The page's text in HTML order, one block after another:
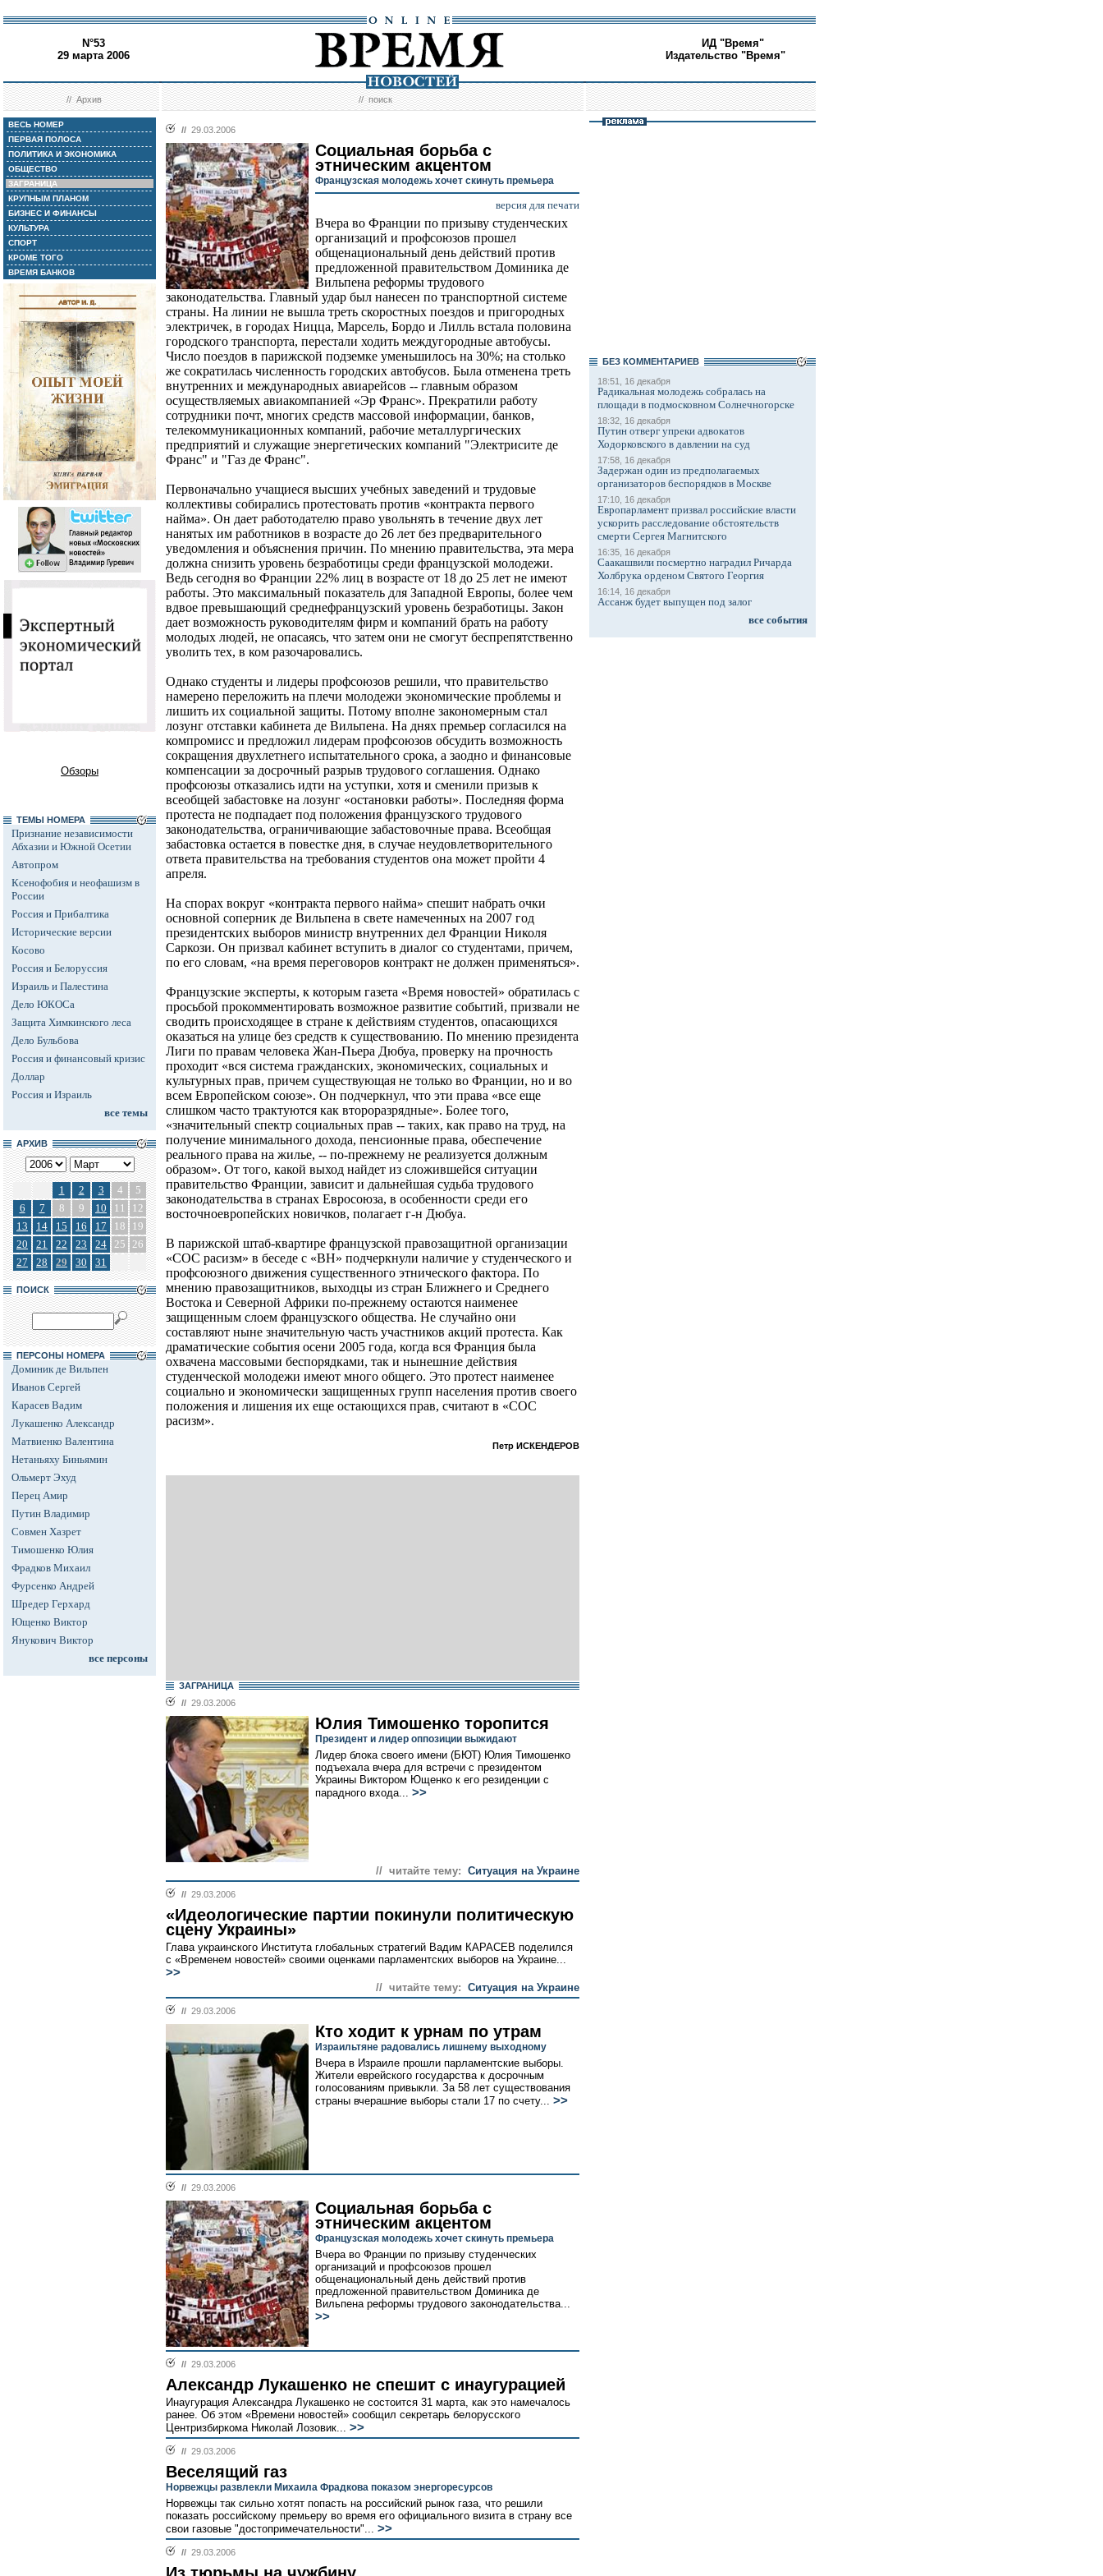
N°53
29 марта 2006
ИД "Время"
Издательство "Время"
//Архив //поиск
ВЕСЬ НОМЕР
ПЕРВАЯ ПОЛОСА
ПОЛИТИКА И ЭКОНОМИКА
ОБЩЕСТВО
ЗАГРАНИЦА
КРУПНЫМ ПЛАНОМ
БИЗНЕС И ФИНАНСЫ
КУЛЬТУРА
СПОРТ
КРОМЕ ТОГО
ВРЕМЯ БАНКОВ
Обзоры
ТЕМЫ НОМЕРА
Признание независимости
Абхазии и Южной Осетии
Автопром
Ксенофобия и неофашизм в
России
Россия и Прибалтика
Исторические версии
Косово
Россия и Белоруссия
Израиль и Палестина
Дело ЮКОСа
Защита Химкинского леса
Дело Бульбова
Россия и финансовый кризис
Доллар
Россия и Израиль
все темы
АРХИВ
1 2 3 4
5
6
7 8 9 10 11
12
13
14 15 16 17 18
19
20
21 22 23 24 25 26
27
28 29 30 31
ПОИСК
ПЕРСОНЫ НОМЕРА
Доминик де Вильпен
Иванов Сергей
Карасев Вадим
Лукашенко Александр
Матвиенко Валентина
Нетаньяху Биньямин
Ольмерт Эхуд
Перец Амир
Путин Владимир
Совмен Хазрет
Тимошенко Юлия
Фрадков Михаил
Фурсенко Андрей
Шредер Герхард
Ющенко Виктор
Янукович Виктор
все персоны
// 29.03.2006
Социальная борьба с
этническим акцентом
Французская молодежь хочет скинуть премьера
версия для печати
Вчера во Франции по призыву студенческих
организаций и профсоюзов прошел
общенациональный день действий против
предложенной правительством Доминика де
Вильпена реформы трудового
законодательства. Главный удар был нанесен по транспортной системе
страны. На линии не вышла треть скоростных поездов и пригородных
электричек, в городах Ницца, Марсель, Бордо и Лилль встала половина
городского транспорта, перестали ходить междугородные автобусы.
Число поездов в парижской подземке уменьшилось на 30%; на столько
же сократилась численность городских автобусов. Была отменена треть
внутренних и международных авиарейсов -- главным образом
осуществляемых авиакомпанией «Эр Франс». Прекратили работу
сотрудники почт, многих средств массовой информации, банков,
телекоммуникационных компаний, рабочие металлургических
предприятий и служащие энергетических компаний "Электрисите де
Франс" и "Газ де Франс".
Первоначально учащиеся высших учебных заведений и трудовые
коллективы собирались протестовать против «контракта первого
найма». Он дает работодателю право увольнять в течение двух лет
нанятых им работников в возрасте до 26 лет без предварительного
уведомления и объяснения причин. По мнению правительства, эта мера
должна снизить уровень безработицы среди французской молодежи.
Ведь сегодня во Франции 22% лиц в возрасте от 18 до 25 лет не имеют
работы. Это максимальный показатель для Западной Европы, более чем
вдвое превышающий среднефранцузский уровень безработицы. Закон
дает возможность руководителям фирм и компаний брать на работу
молодых людей, не опасаясь, что затем они не смогут беспрепятственно
уволить тех, в ком разочаровались.
Однако студенты и лидеры профсоюзов решили, что правительство
намерено переложить на плечи молодежи экономические проблемы и
лишить их социальной защиты. Потому вполне закономерным стал
лозунг отставки кабинета де Вильпена. На днях премьер согласился на
компромисс и предложил лидерам профсоюзов обсудить возможность
сокращения двухлетнего испытательного срока, а заодно и финансовые
компенсации за досрочный разрыв трудового соглашения. Однако
профсоюзы отказались идти на уступки, хотя и сменили призыв к
всеобщей забастовке на лозунг «остановки работы». Последняя форма
протеста не подпадает под положения французского трудового
законодательства, ограничивающие забастовочные права. Всеобщая
забастовка остается в повестке дня, в случае неудовлетворительного
ответа правительства на требования студентов она может пройти 4
апреля.
На спорах вокруг «контракта первого найма» спешит набрать очки
основной соперник де Вильпена в свете намеченных на 2007 год
президентских выборов министр внутренних дел Франции Николя
Саркози. Он призвал кабинет вступить в диалог со студентами, причем,
по его словам, «на время переговоров контракт не должен применяться».
Французские эксперты, к которым газета «Время новостей» обратилась с
просьбой прокомментировать возможное развитие событий, призвали не
сводить происходящее в стране к действиям студентов, опасающихся
оказаться на улице без средств к существованию. По мнению президента
Лиги по правам человека Жан-Пьера Дюбуа, проверку на прочность
проходит «вся система гражданских, экономических, социальных и
культурных прав, причем существующая не только во Франции, но и во
всем Европейском союзе». Он подчеркнул, что эти права «все еще
слишком часто трактуются как второразрядные». Более того,
«значительный спектр социальных прав -- таких, как право на труд, на
получение минимального дохода, пенсионные права, обеспечение
реального права на жилье, -- по-прежнему не реализуется должным
образом». От того, какой выход найдет из сложившейся ситуации
правительство Франции, зависит и дальнейшая судьба трудового
законодательства в странах Евросоюза, в особенности среди его
восточноевропейских новичков, полагает г-н Дюбуа.
В парижской штаб-квартире французской правозащитной организации
«СОС расизм» в беседе с «ВН» подчеркнули наличие у студенческого и
профсоюзного движения существенного этнического фактора. По
мнению правозащитников, выходцы из стран Ближнего и Среднего
Востока и Северной Африки по-прежнему остаются наименее
защищенным слоем французского общества. Не случайно они
составляют ныне значительную часть участников акций протеста. Как
драматические события осени 2005 года, когда вся Франция была
охвачена массовыми беспорядками, так и нынешние действия
студенческой молодежи имеют много общего. Это протест наименее
социально и экономически защищенных групп населения против своего
положения и лишения их еще остающихся прав, считают в «СОС
расизм».
Петр ИСКЕНДЕРОВ
ЗАГРАНИЦА
// 29.03.2006
Юлия Тимошенко торопится
Президент и лидер оппозиции выжидают
Лидер блока своего имени (БЮТ) Юлия Тимошенко
подъехала вчера для встречи с президентом
Украины Виктором Ющенко к его резиденции с
парадного входа... >>
// читайте тему: Ситуация на Украине
// 29.03.2006
«Идеологические партии покинули политическую
сцену Украины»
Глава украинского Института глобальных стратегий Вадим КАРАСЕВ поделился
с «Временем новостей» своими оценками парламентских выборов на Украине...
>>
// читайте тему: Ситуация на Украине
// 29.03.2006
Кто ходит к урнам по утрам
Израильтяне радовались лишнему выходному
Вчера в Израиле прошли парламентские выборы.
Жители еврейского государства к досрочным
голосованиям привыкли. За 58 лет существования
страны вчерашние выборы стали 17 по счету... >>
// 29.03.2006
Социальная борьба с
этническим акцентом
Французская молодежь хочет скинуть премьера
Вчера во Франции по призыву студенческих
организаций и профсоюзов прошел
общенациональный день действий против
предложенной правительством Доминика де
Вильпена реформы трудового законодательства...
>>
// 29.03.2006
Александр Лукашенко не спешит с инаугурацией
Инаугурация Александра Лукашенко не состоится 31 марта, как это намечалось
ранее. Об этом «Времени новостей» сообщил секретарь белорусского
Центризбиркома Николай Лозовик... >>
// 29.03.2006
Веселящий газ
Норвежцы развлекли Михаила Фрадкова показом энергоресурсов
Норвежцы так сильно хотят попасть на российский рынок газа, что решили
показать российскому премьеру во время его официального визита в страну все
свои газовые "достопримечательности"... >>
// 29.03.2006
БЕЗ КОМMЕНТАРИЕВ
18:51, 16 декабря
Радикальная молодежь собралась на
площади в подмосковном Солнечногорске
18:32, 16 декабря
Путин отверг упреки адвокатов
Ходорковского в давлении на суд
17:58, 16 декабря
Задержан один из предполагаемых
организаторов беспорядков в Москве
17:10, 16 декабря
Европарламент призвал российские власти
ускорить расследование обстоятельств
смерти Сергея Магнитского
16:35, 16 декабря
Саакашвили посмертно наградил Ричарда
Холбрука орденом Святого Георгия
16:14, 16 декабря
Ассанж будет выпущен под залог
все события